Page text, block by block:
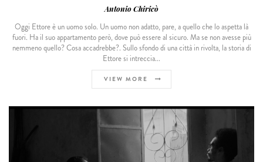
Antonio Chiricò
Oggi Ettore è un uomo solo. Un uomo non adatto, pare, a quello che lo aspetta là
fuori. Ha il suo appartamento però, dove può essere al sicuro. Ma se non avesse più
nemmeno quello? Cosa accadrebbe?. Sullo sfondo di una città in rivolta, la storia di
Ettore si intreccia...
VIEW MORE